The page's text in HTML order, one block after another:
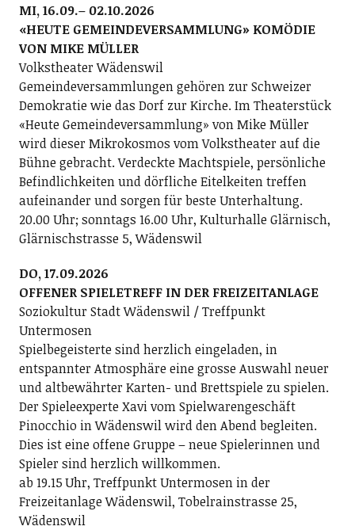
MI, 16.09.– 02.10.2026
«HEUTE GEMEINDEVERSAMMLUNG» KOMÖDIE
VON MIKE MÜLLER
Volkstheater Wädenswil
Gemeindeversammlungen gehören zur Schweizer
Demokratie wie das Dorf zur Kirche. Im Theaterstück
«Heute Gemeindeversammlung» von Mike Müller
wird dieser Mikrokosmos vom Volkstheater auf die
Bühne gebracht. Verdeckte Machtspiele, persönliche
Befindlichkeiten und dörfliche Eitelkeiten treffen
aufeinander und sorgen für beste Unterhaltung.
20.00 Uhr; sonntags 16.00 Uhr, Kulturhalle Glärnisch,
Glärnischstrasse 5, Wädenswil
DO, 17.09.2026
OFFENER SPIELETREFF IN DER FREIZEITANLAGE
Soziokultur Stadt Wädenswil / Treffpunkt
Untermosen
Spielbegeisterte sind herzlich eingeladen, in
entspannter Atmosphäre eine grosse Auswahl neuer
und altbewährter Karten- und Brettspiele zu spielen.
Der Spieleexperte Xavi vom Spielwarengeschäft
Pinocchio in Wädenswil wird den Abend begleiten.
Dies ist eine offene Gruppe – neue Spielerinnen und
Spieler sind herzlich willkommen.
ab 19.15 Uhr, Treffpunkt Untermosen in der
Freizeitanlage Wädenswil, Tobelrainstrasse 25,
Wädenswil